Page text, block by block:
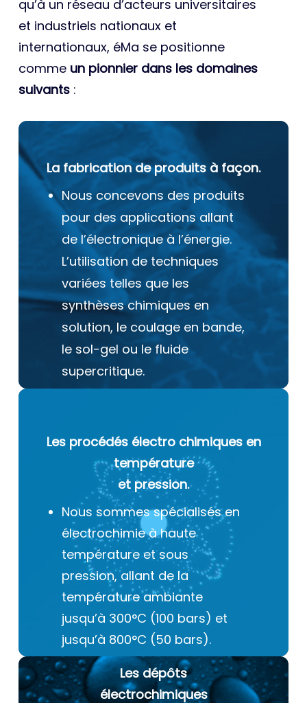
qu’à un réseau d’acteurs universitaires
et industriels nationaux et
internationaux, éMa se positionne
comme un pionnier dans les domaines
suivants :
La fabrication de produits à façon.
Nous concevons des produits
pour des applications allant
de l’électronique à l’énergie.
L’utilisation de techniques
variées telles que les
synthèses chimiques en
solution, le coulage en bande,
le sol-gel ou le fluide
supercritique.
Les procédés électro chimiques en
température
et pression.
Nous sommes spécialisés en
électrochimie à haute
température et sous
pression, allant de la
température ambiante
jusqu’à 300°C (100 bars) et
jusqu’à 800°C (50 bars).
Les dépôts
électrochimiques